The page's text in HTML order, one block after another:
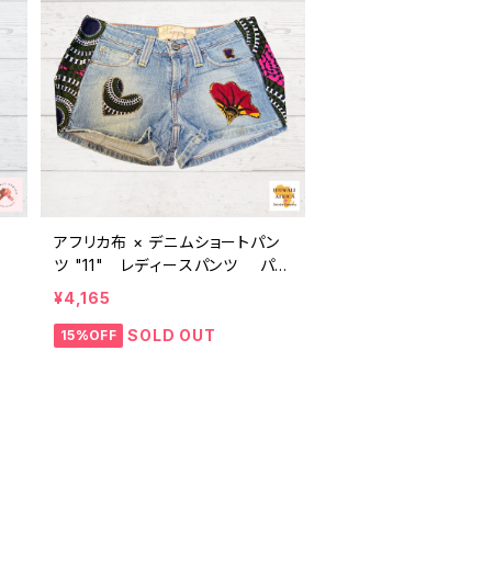
アフリカ布 × デニムショートパン
ツ "11" レディースパンツ パー
ニュ カンガ キテンゲ ギニア フェ
アトレード INUWALIAFRICA
¥4,165
15%OFF SOLD OUT